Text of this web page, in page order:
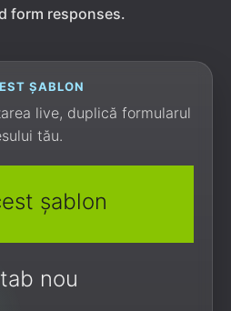
form responses.
ȘABLON
live, duplică formularul
tău.
șablon
nou